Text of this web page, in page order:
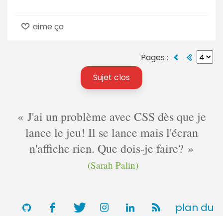
aime ça
Pages :
Sujet clos
J'ai un problème avec CSS dès que je
lance le jeu! Il se lance mais l'écran
n'affiche rien. Que dois-je faire?
(Sarah Palin)
plan du